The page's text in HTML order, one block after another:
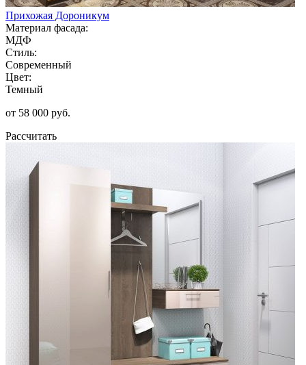
Прихожая Дороникум
Материал фасада:
МДФ
Стиль:
Современный
Цвет:
Темный
от 58 000 руб.
Рассчитать